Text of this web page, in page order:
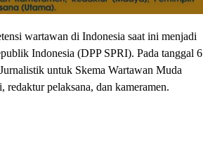
wartawan di Indonesia saat ini menjadi
Indonesia (DPP SPRI). Pada tanggal 6
untuk Skema Wartawan Muda
pelaksana, dan kameramen.